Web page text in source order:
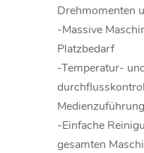
Drehmomenten
-Massive
Platzbedarf
-Temperatur-
Medienzuführung
-Einfache
gesamten